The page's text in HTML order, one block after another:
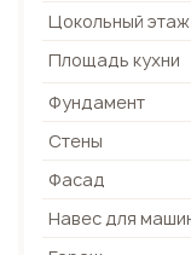
Цокольный этаж
Площадь кухни
Фундамент
Стены
Фасад
Навес для